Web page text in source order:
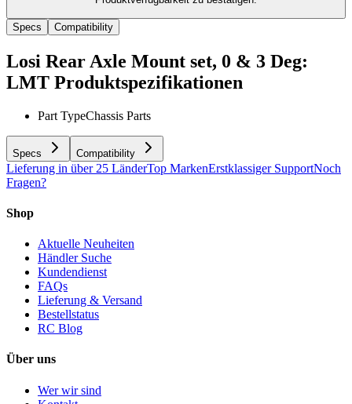
Specs Compatibility
Losi Rear Axle Mount set, 0 & 3 Deg:
LMT Produktspezifikationen
Part TypeChassis Parts
Specs Compatibility
Lieferung in über 25 LänderTop MarkenErstklassiger SupportNoch
Fragen?
Shop
Aktuelle Neuheiten
Händler Suche
Kundendienst
FAQs
Lieferung & Versand
Bestellstatus
RC Blog
Über uns
Wer wir sind